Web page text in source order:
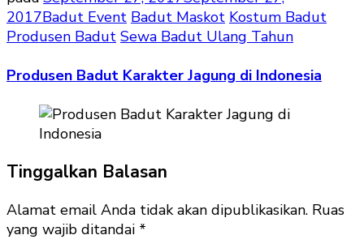
2017Badut Event Badut Maskot Kostum Badut
Produsen Badut Sewa Badut Ulang Tahun
Produsen Badut Karakter Jagung di Indonesia
Tinggalkan Balasan
Alamat email Anda tidak akan dipublikasikan. Ruas
yang wajib ditandai *